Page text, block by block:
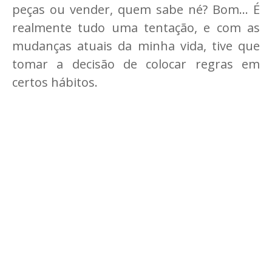
peças ou vender, quem sabe né? Bom... É
realmente tudo uma tentação, e com as
mudanças atuais da minha vida, tive que
tomar a decisão de colocar regras em
certos hábitos.